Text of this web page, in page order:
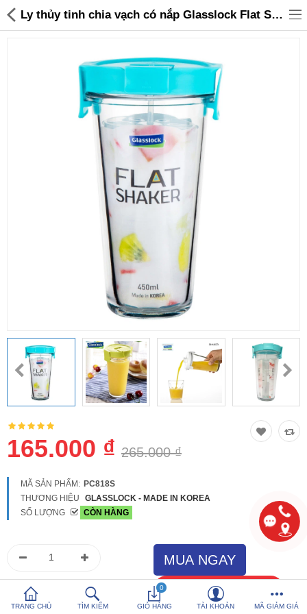
Đồ gia dụng & Nhà cửa
So sánh Yêu thích (0)
Hotline: 0816 505 655
Tải App SanHangRe nhận Quà
TRANG CHỦ TÌM KIẾM
0
GIỎ HÀNG TÀI KHOẢN MÃ GIẢM GIÁ
Ly thủy tinh chia vạch có nắp Glasslock Flat Shaker PC818S 450ml - 165,000 | Sanhangre
165.000 ₫ 265.000 ₫
MÃ SẢN PHẨM: PC818S
THƯƠNG HIỆU
GLASSLOCK - MADE IN KOREA
SỐ LƯỢNG
CÒN HÀNG